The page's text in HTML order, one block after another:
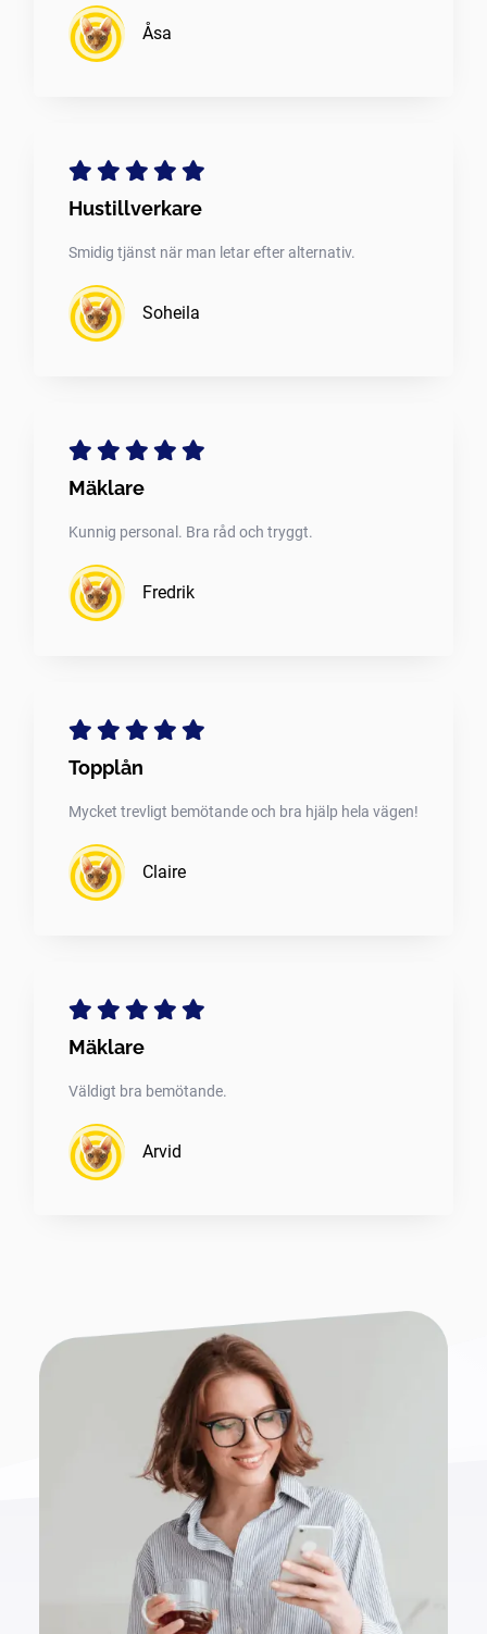
Åsa
Hustillverkare
Smidig tjänst när man letar efter alternativ.
Soheila
Mäklare
Kunnig personal. Bra råd och tryggt.
Fredrik
Topplån
Mycket trevligt bemötande och bra hjälp hela vägen!
Claire
Mäklare
Väldigt bra bemötande.
Arvid